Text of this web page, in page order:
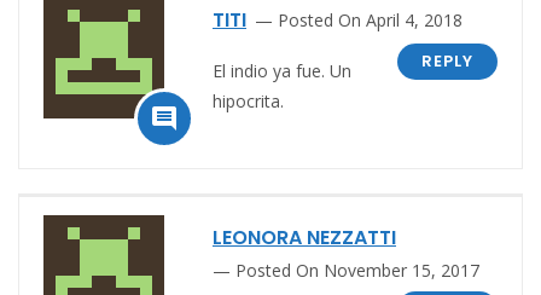

TITI
Posted On April 4, 2018
REPLY
El indio ya fue. Un
hipocrita.
LEONORA NEZZATTI
Posted On November 15, 2017